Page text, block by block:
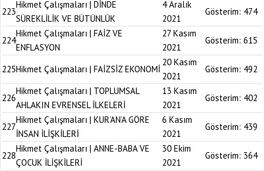
223
Hikmet Çalışmaları | DİNDE
SÜREKLİLİK VE BÜTÜNLÜK
4 Aralık
2021
Gösterim: 474
224
Hikmet Çalışmaları | FAİZ VE
ENFLASYON
27 Kasım
2021
Gösterim: 615
225Hikmet Çalışmaları | FAİZSİZ EKONOMİ
20 Kasım
2021
Gösterim: 492
226
Hikmet Çalışmaları | TOPLUMSAL
AHLAKIN EVRENSEL İLKELERİ
13 Kasım
2021
Gösterim: 402
227
Hikmet Çalışmaları | KUR’AN’A GÖRE
İNSAN İLİŞKİLERİ
6 Kasım
2021
Gösterim: 439
228
Hikmet Çalışmaları | ANNE-BABA VE
ÇOCUK İLİŞKİLERİ
30 Ekim
2021
Gösterim: 364